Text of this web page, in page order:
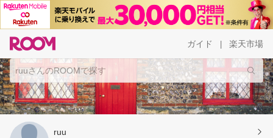
ガイド 楽天市場
ruu